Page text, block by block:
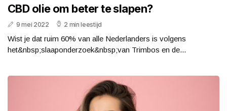
CBD olie om beter te slapen?
9 mei 2022 2 min leestijd
Wist je dat ruim 60% van alle Nederlanders is volgens
het&nbsp;slaaponderzoek&nbsp;van Trimbos en de...